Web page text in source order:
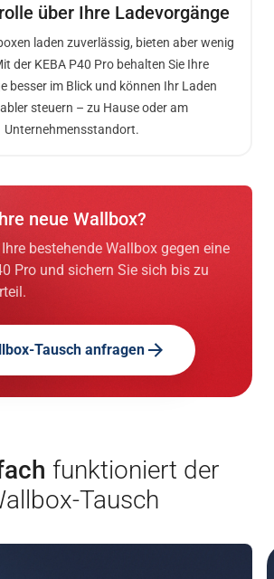
über Ihre Ladevorgänge
laden zuverlässig, bieten aber wenig
der KEBA P40 Pro behalten Sie Ihre
besser im Blick und können Ihr Laden
steuern – zu Hause oder am
Unternehmensstandort.
neue Wallbox?
bestehende Wallbox gegen eine
Pro und sichern Sie sich bis zu
Tausch anfragen
funktioniert der
Tausch